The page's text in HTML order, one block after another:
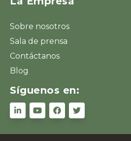
Sobre nosotros
Sala de prensa
Contáctanos
Blog
Síguenos en: